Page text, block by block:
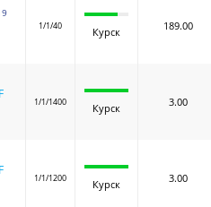
1/1/40 Курск 189.00
1/1/1400 Курск 3.00
1/1/1200 Курск 3.00